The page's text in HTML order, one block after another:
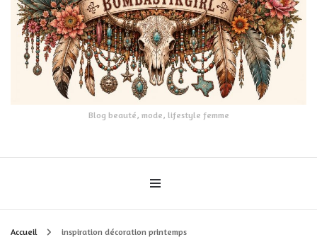
Blog beauté, mode, lifestyle femme
Accueil inspiration décoration printemps